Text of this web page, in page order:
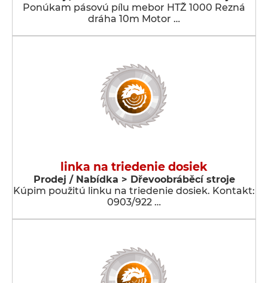
Ponúkam pásovú pílu mebor HTŽ 1000 Rezná
dráha 10m Motor …
linka na triedenie dosiek
Prodej / Nabídka > Dřevoobráběcí stroje
Kúpim použitú linku na triedenie dosiek. Kontakt:
0903/922 …